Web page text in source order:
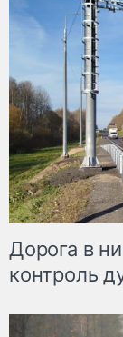
Дорога в
контроль